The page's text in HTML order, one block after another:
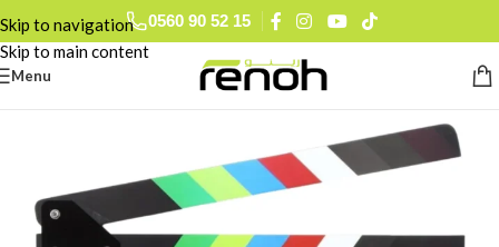
Skip to navigation
Skip to main content
0560 90 52 15
Menu